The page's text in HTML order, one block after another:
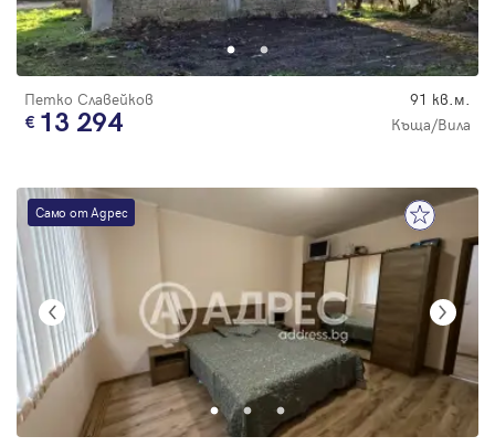
Петко Славейков 91 кв.м.
13 294 Къща/Вила
Само от Адрес
Парола
Забравена парола